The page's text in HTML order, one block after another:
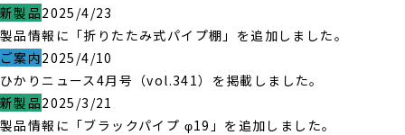
新製品2025/4/23
製品情報に「折りたたみ式パイプ棚」を追加しました。
ご案内2025/4/10
ひかりニュース4月号（vol.341）を掲載しました。
新製品2025/3/21
製品情報に「ブラックパイプ φ19」を追加しました。